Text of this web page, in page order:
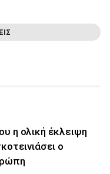
η ολική έκλειψη
ο